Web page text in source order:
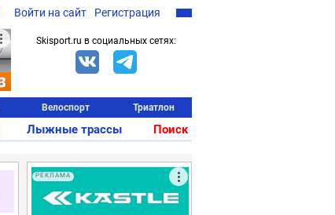
Войти на сайт Регистрация
Skisport.ru в социальных сетях:
Велоспорт Триатлон
Лыжные трассы Поиск
РЕКЛАМА